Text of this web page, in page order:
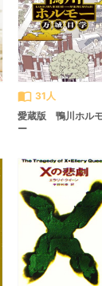
import_contacts 31人
愛蔵版 鴨川ホル
ー